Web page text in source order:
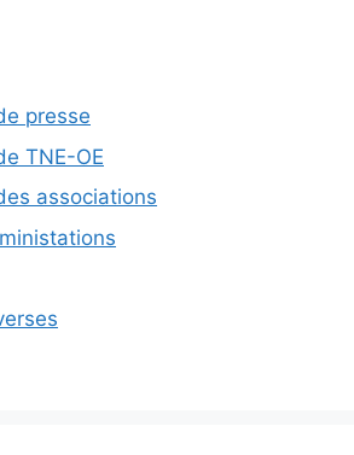
presse
TNE-OE
associations